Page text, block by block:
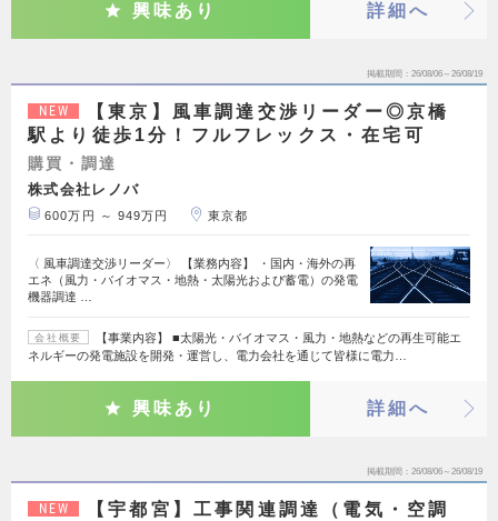
興味あり 詳細へ
掲載期間 26/08/06～26/08/19
NEW
【東京】風車調達交渉リーダー◎京橋
駅より徒歩1分！フルフレックス・在宅可
購買・調達
株式会社レノバ
600万円 ～ 949万円 東京都
〈 風車調達交渉リーダー〉 【業務内容】 ・国内・海外の再
エネ（風力・バイオマス・地熱・太陽光および蓄電）の発電
機器調達 …
会社概要
【事業内容】 ■太陽光・バイオマス・風力・地熱などの再生可能エ
ネルギーの発電施設を開発・運営し、電力会社を通じて皆様に電力…
興味あり 詳細へ
掲載期間 26/08/06～26/08/19
NEW
【宇都宮】工事関連調達（電気・空調